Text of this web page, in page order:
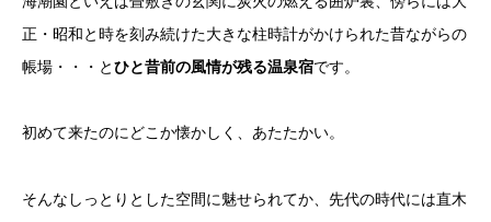
正・昭和と時を刻み続けた大きな柱時計がかけられた昔ながらの
帳場・・・とひと昔前の風情が残る温泉宿です。
初めて来たのにどこか懐かしく、あたたかい。
そんなしっとりとした空間に魅せられてか、先代の時代には直木